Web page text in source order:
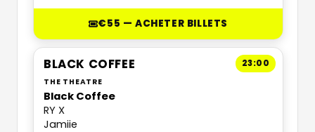
€55 — ACHETER BILLETS
23:00
BLACK COFFEE
THE THEATRE
Black Coffee
RY X
Jamiie